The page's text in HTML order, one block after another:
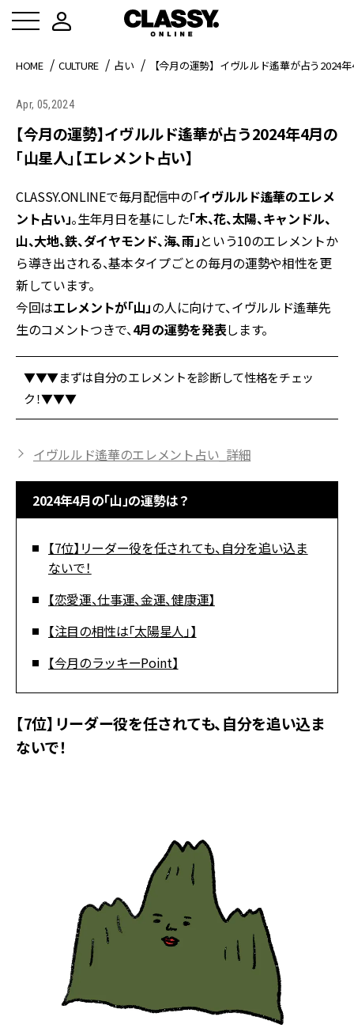
HOME CULTURE 占い 【今月の運勢】イヴルルド遙華が占う2024
Apr, 05,2024
【今月の運勢】イヴルルド遙華が占う2024年4月の
「山星人」【エレメント占い】
CLASSY.ONLINEで毎月配信中の「イヴルルド遙華のエレメ
ント占い」。生年月日を基にした「木、花、太陽、キャンドル、
山、大地、鉄、ダイヤモンド、海、雨」という10のエレメントか
ら導き出される、基本タイプごとの毎月の運勢や相性を更
新しています。
今回はエレメントが「山」の人に向けて、イヴルルド遙華先
生のコメントつきで、4月の運勢を発表します。
▼▼▼まずは自分のエレメントを診断して性格をチェッ
ク！▼▼▼
イヴルルド遙華のエレメント占い_詳細
2024年4月の「山」の運勢は？
【7位】リーダー役を任されても、自分を追い込ま
ないで！
【恋愛運、仕事運、金運、健康運】
【注目の相性は「太陽星人」】
【今月のラッキーPoint】
【7位】リーダー役を任されても、自分を追い込ま
ないで！